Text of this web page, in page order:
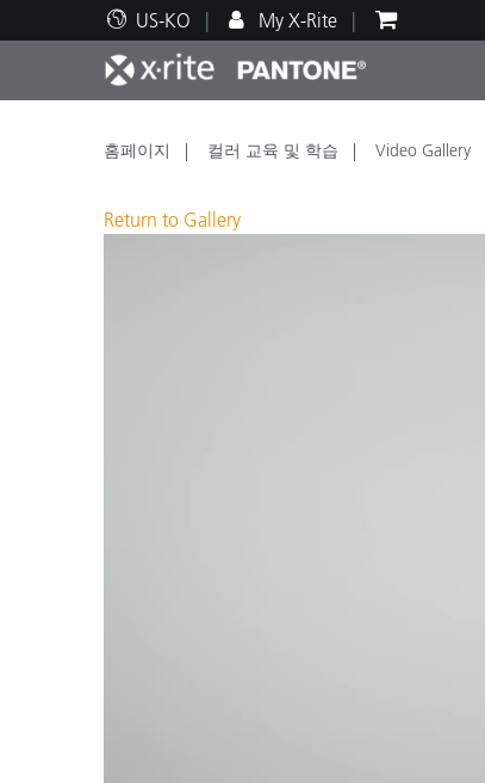
US-KO My X-Rite
주요 제품
인쇄 및 패키징
기술 지원
교육 리소스
홈페이지 컬러 교육 및 학습 Video Gallery
Return to Gallery